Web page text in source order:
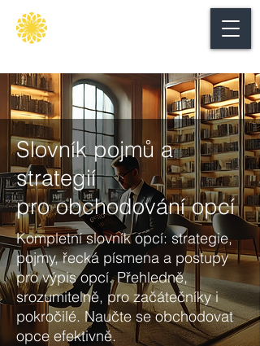
Slovník pojmů a
strategií
pro obchodování opcí
Kompletní slovník opcí: strategie,
pojmy, řecká písmena a postupy
pro výpis opcí. Přehledně,
srozumitelně, pro začátečníky i
pokročilé. Naučte se obchodovat
opce efektivně.